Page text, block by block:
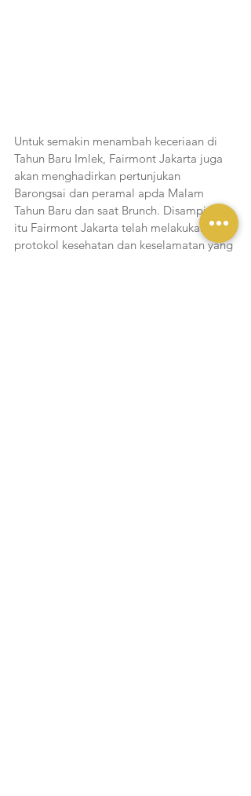
Untuk semakin menambah keceriaan di
Tahun Baru Imlek, Fairmont Jakarta juga
akan menghadirkan pertunjukan
Barongsai dan peramal apda Malam
Tahun Baru dan saat Brunch. Disamping
itu Fairmont Jakarta telah melakukan
protokol kesehatan dan keselamatan yang